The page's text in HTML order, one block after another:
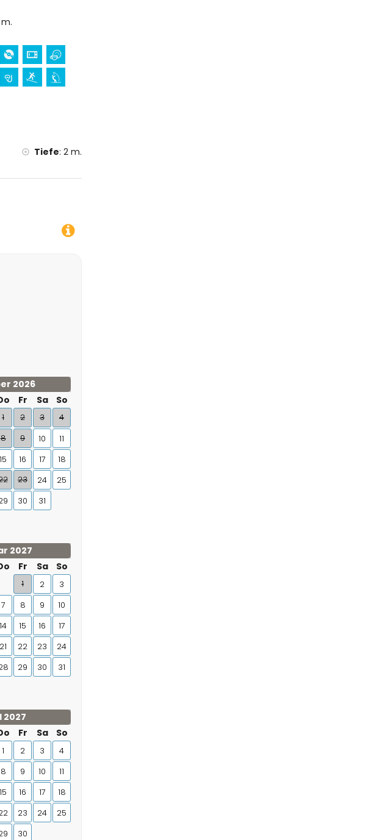
1000 Metern
Tiefe: 2 m.
2026
Fr Sa So
1 2 3
4
8 9 10
11
15 16 17
18
23 24
25
30 31
2027
Fr Sa So
1 2
3
7 8 9
10
14 15 16
17
21 22 23
24
29 30 31
2027
Fr Sa So
1 2 3
4
8 9 10
11
15 16 17
18
23 24
25
30